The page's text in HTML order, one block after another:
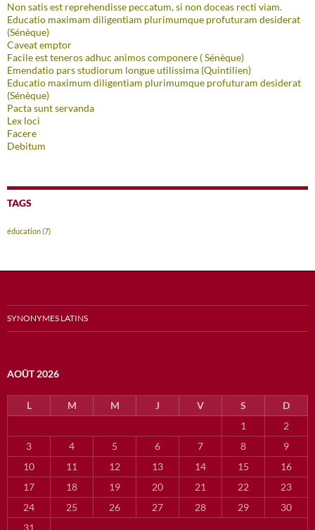
Non satis est reprehendisse peccatum, si non doceas recti viam.
Educatio maximam diligentiam plurimumque profuturam desiderat
(Sénèque)
Caveat emptor
Facile est teneros adhuc animos componere ( Sénèque)
Emendatio pars studiorum longue utilissima (Quintilien)
Educatio maximum diligentiam plurimumque profuturam desiderat
(Sénèque)
Pacta sunt servanda
Lex loci
Facere
Debitum
TAGS
éducation(7)
SYNONYMES LATINS
AOÛT 2026
L M M J V S
D
1
2
3
4 5 6 7 8
9
10
11 12 13 14 15
16
17
18 19 20 21 22
23
24
25 26 27 28 29
30